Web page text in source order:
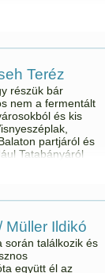
Teréz
részük bár
nem a fermentált
és kis
partjáról és
Tatabányáról
Müller Ildikó
során találkozik és
együtt él az